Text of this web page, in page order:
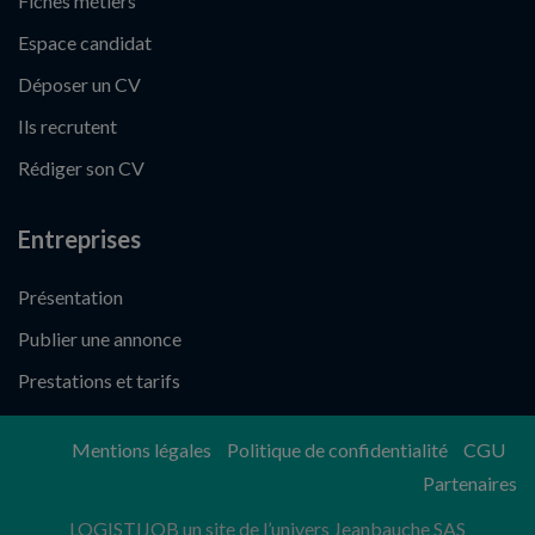
Espace candidat
Déposer un CV
Ils recrutent
Rédiger son CV
Entreprises
Présentation
Publier une annonce
Prestations et tarifs
LOGISTIJOB un site de l’univers Jeanbauche SAS
Mentions légales Politique de confidentialité
CGU
Partenaires